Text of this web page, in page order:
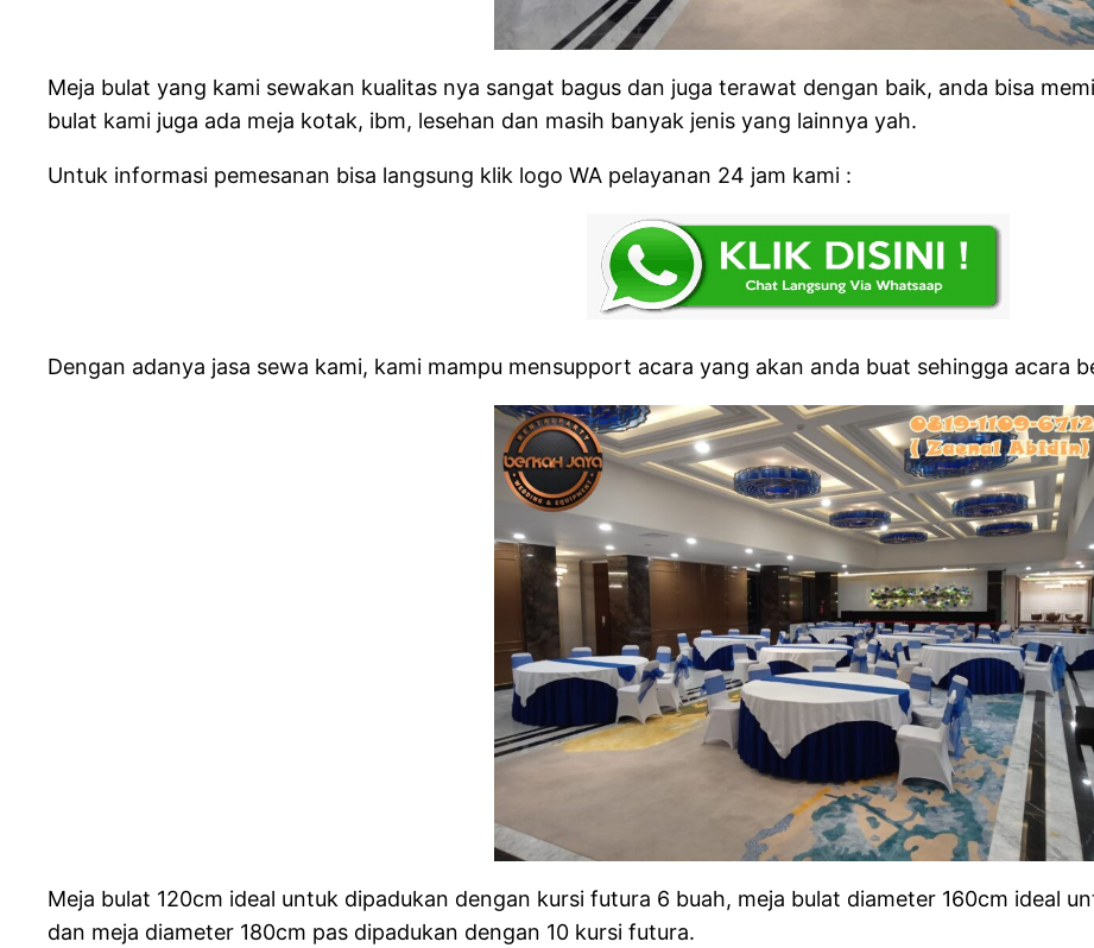
Meja bulat yang kami sewakan kualitas nya sangat bagus dan juga terawat dengan baik, anda bisa
bulat kami juga ada meja kotak, ibm, lesehan dan masih banyak jenis yang lainnya yah.
Untuk informasi pemesanan bisa langsung klik logo WA pelayanan 24 jam kami :
Dengan adanya jasa sewa kami, kami mampu mensupport acara yang akan anda buat sehingga acara
Meja bulat 120cm ideal untuk dipadukan dengan kursi futura 6 buah, meja bulat diameter 160cm ideal
dan meja diameter 180cm pas dipadukan dengan 10 kursi futura.